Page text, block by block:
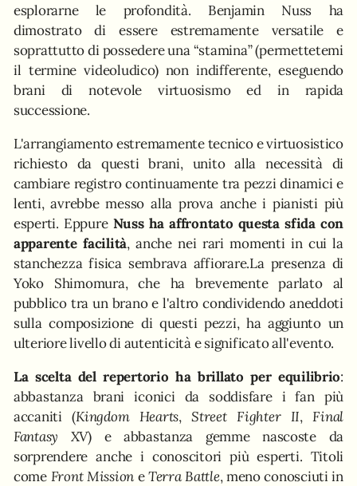
esplorarne le profondità. Benjamin Nuss ha
dimostrato di essere estremamente versatile e
soprattutto di possedere una “stamina” (permettetemi
il termine videoludico) non indifferente, eseguendo
brani di notevole virtuosismo ed in rapida
successione.
L'arrangiamento estremamente tecnico e virtuosistico
richiesto da questi brani, unito alla necessità di
cambiare registro continuamente tra pezzi dinamici e
lenti, avrebbe messo alla prova anche i pianisti più
esperti. Eppure Nuss ha affrontato questa sfida con
apparente facilità, anche nei rari momenti in cui la
stanchezza fisica sembrava affiorare.La presenza di
Yoko Shimomura, che ha brevemente parlato al
pubblico tra un brano e l'altro condividendo aneddoti
sulla composizione di questi pezzi, ha aggiunto un
ulteriore livello di autenticità e significato all'evento.
La scelta del repertorio ha brillato per equilibrio:
abbastanza brani iconici da soddisfare i fan più
accaniti (Kingdom Hearts,Street Fighter II,Final
Fantasy XV) e abbastanza gemme nascoste da
sorprendere anche i conoscitori più esperti. Titoli
come Front Mission eTerra Battle, meno conosciuti in